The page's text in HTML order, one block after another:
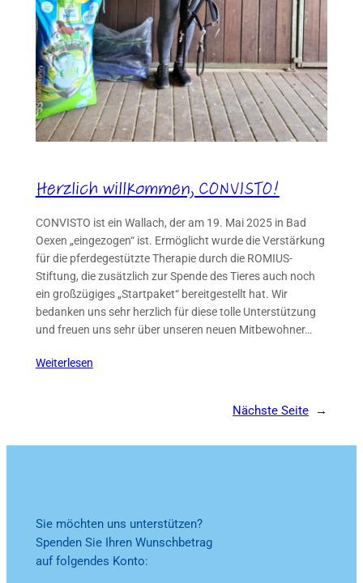
Herzlich willkommen, CONVISTO!
CONVISTO ist ein Wallach, der am 19. Mai 2025 in Bad
Oexen „eingezogen“ ist. Ermöglicht wurde die Verstärkung
für die pferdegestützte Therapie durch die ROMIUS-
Stiftung, die zusätzlich zur Spende des Tieres auch noch
ein großzügiges „Startpaket“ bereitgestellt hat. Wir
bedanken uns sehr herzlich für diese tolle Unterstützung
und freuen uns sehr über unseren neuen Mitbewohner…
Weiterlesen
Nächste Seite →
Sie möchten uns unterstützen?
Spenden Sie Ihren Wunschbetrag
auf folgendes Konto: